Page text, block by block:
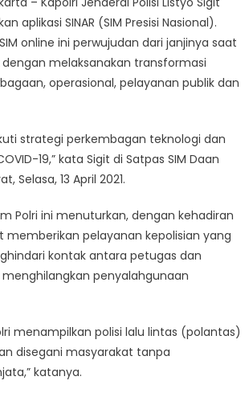
Jenderal
Polisi
Listyo
Sigit
Prabowo
SIM
Online
aplikasi SINAR (SIM Presisi Nasional).
online ini perwujudan dari janjinya saat
melaksanakan transformasi
operasional, pelayanan publik dan
strategi perkembagan teknologi dan
19,” kata Sigit di Satpas SIM Daan
Selasa, 13 April 2021.
Polri ini menuturkan, dengan kehadiran
memberikan pelayanan kepolisian yang
kontak antara petugas dan
penyalahgunaan
menampilkan polisi lalu lintas (polantas)
disegani masyarakat tanpa
katanya.